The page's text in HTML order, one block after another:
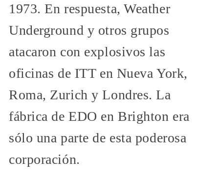
1973. En respuesta, Weather
Underground y otros grupos
atacaron con explosivos las
oficinas de ITT en Nueva York,
Roma, Zurich y Londres. La
fábrica de EDO en Brighton era
sólo una parte de esta poderosa
corporación.